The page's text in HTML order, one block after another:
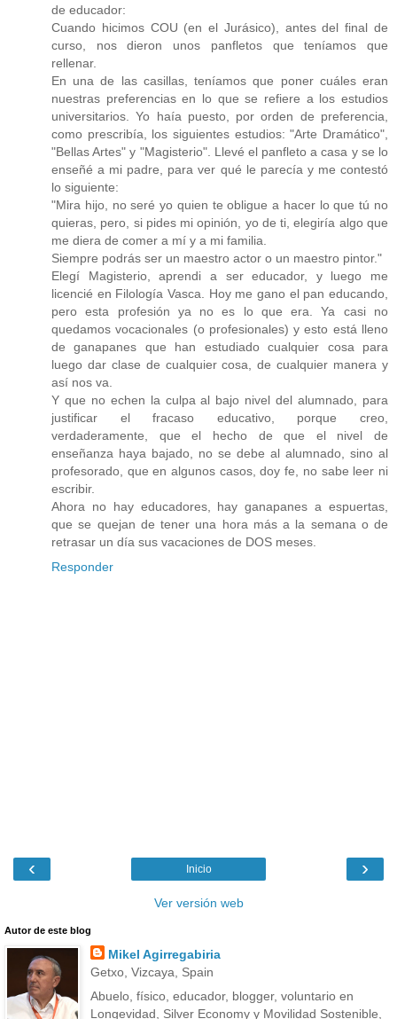
de educador:
Cuando hicimos COU (en el Jurásico), antes del final de
curso, nos dieron unos panfletos que teníamos que
rellenar.
En una de las casillas, teníamos que poner cuáles eran
nuestras preferencias en lo que se refiere a los estudios
universitarios. Yo haía puesto, por orden de preferencia,
como prescribía, los siguientes estudios: "Arte Dramático",
"Bellas Artes" y "Magisterio". Llevé el panfleto a casa y se lo
enseñé a mi padre, para ver qué le parecía y me contestó
lo siguiente:
"Mira hijo, no seré yo quien te obligue a hacer lo que tú no
quieras, pero, si pides mi opinión, yo de ti, elegiría algo que
me diera de comer a mí y a mi familia.
Siempre podrás ser un maestro actor o un maestro pintor."
Elegí Magisterio, aprendi a ser educador, y luego me
licencié en Filología Vasca. Hoy me gano el pan educando,
pero esta profesión ya no es lo que era. Ya casi no
quedamos vocacionales (o profesionales) y esto está lleno
de ganapanes que han estudiado cualquier cosa para
luego dar clase de cualquier cosa, de cualquier manera y
así nos va.
Y que no echen la culpa al bajo nivel del alumnado, para
justificar el fracaso educativo, porque creo,
verdaderamente, que el hecho de que el nivel de
enseñanza haya bajado, no se debe al alumnado, sino al
profesorado, que en algunos casos, doy fe, no sabe leer ni
escribir.
Ahora no hay educadores, hay ganapanes a espuertas,
que se quejan de tener una hora más a la semana o de
retrasar un día sus vacaciones de DOS meses.
Responder
‹ ›
Inicio
Ver versión web
Autor de este blog
Mikel Agirregabiria
Getxo, Vizcaya, Spain
Abuelo, físico, educador, blogger, voluntario en
Longevidad, Silver Economy y Movilidad Sostenible,